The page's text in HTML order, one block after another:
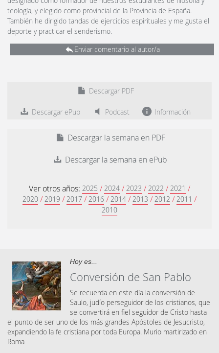
teología, y elegido como provincial de la Provincia de España.
También he dirigido tandas de ejercicios espirituales y me gusta el
deporte y practicar el senderismo.
Enviar comentario al autor/a
Descargar PDF
Descargar ePub Podcast Información
Descargar la semana en PDF
Descargar la semana en ePub
Ver otros años: 2025 / 2024 / 2023 / 2022 / 2021 /
2020 / 2019 / 2017 / 2016 / 2014 / 2013 / 2012 / 2011 /
2010
Hoy es...
Conversión de San Pablo
Se recuerda en este día la conversión de
Saulo, judío perseguidor de los cristianos, que
se convertirá en fiel seguidor de Cristo hasta
el punto de ser uno de los más grandes Apóstoles de Jesucristo,
expandiendo la fe cristiana por toda Europa. Murio martirizado en
Roma